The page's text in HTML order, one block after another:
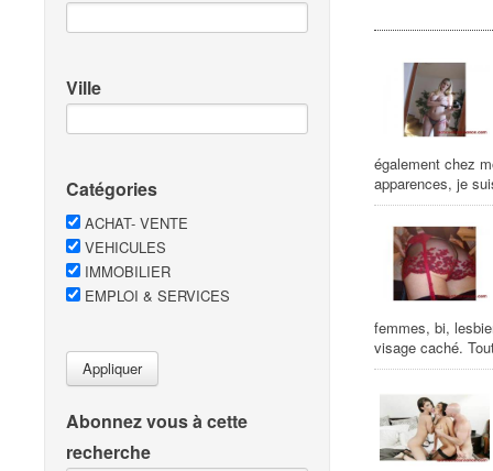
Ville
Catégories
ACHAT- VENTE
VEHICULES
IMMOBILIER
EMPLOI & SERVICES
Appliquer
Abonnez vous à cette
recherche
également chez
apparences, je
femmes, bi,
visage caché.